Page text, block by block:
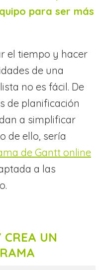
para ser más
el tiempo y hacer
de una
no es fácil. De
de planificación
a simplificar
de ello, sería
de Gantt online
a las
CREA UN